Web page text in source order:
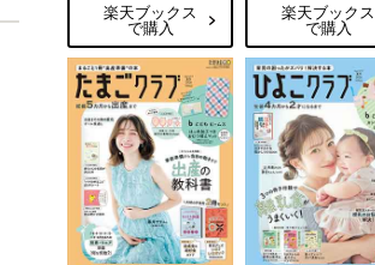
楽天ブックス
で購入
楽天ブックス
で購入